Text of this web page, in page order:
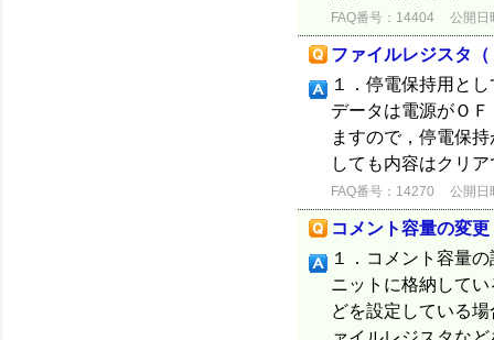
FAQ番号：14404 公開日
ファイルレジスタ
１．停電保持用と
データは電源がＯ
ますので，停電保
しても内容はクリ
FAQ番号：14270 公開日
コメント容量の変更
１．コメント容量
ニットに格納して
どを設定している